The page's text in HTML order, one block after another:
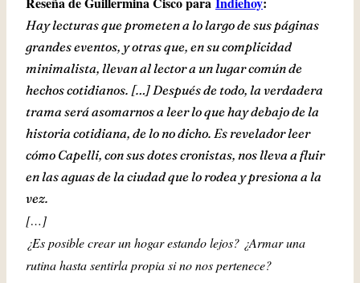
Hay lecturas que prometen a lo largo de sus páginas
grandes eventos, y otras que, en su complicidad
minimalista, llevan al lector a un lugar común de
hechos cotidianos. […] Después de todo, la verdadera
trama será asomarnos a leer lo que hay debajo de la
historia cotidiana, de lo no dicho. Es revelador leer
cómo Capelli, con sus dotes cronistas, nos lleva a fluir
en las aguas de la ciudad que lo rodea y presiona a la
vez.
[…]
¿Es posible crear un hogar estando lejos? ¿Armar una
rutina hasta sentirla propia si no nos pertenece?